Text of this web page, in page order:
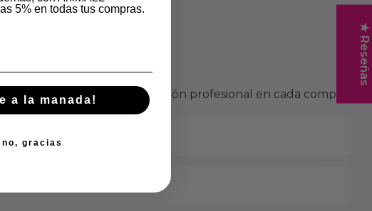
envíos seguros y atención profesional en cada compra.
★ Reseñas
5% en todas tus compras.
a la manada!
no, gracias